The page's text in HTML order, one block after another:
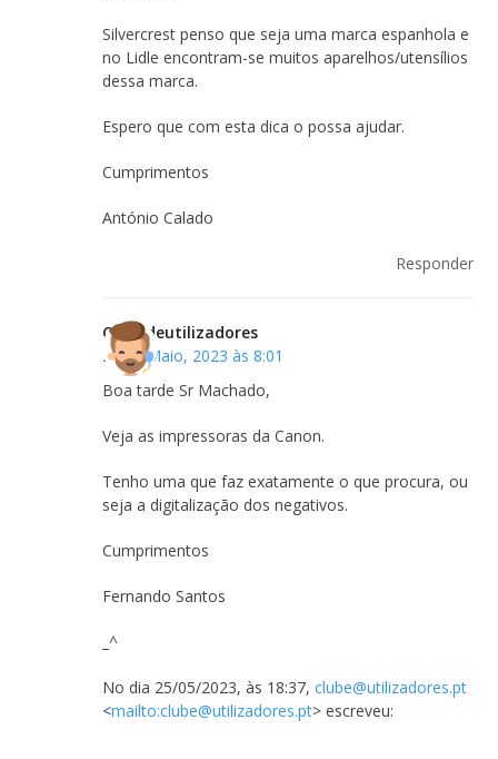
Silvercrest penso que seja uma marca espanhola e
no Lidle encontram-se muitos aparelhos/utensílios
dessa marca.
Espero que com esta dica o possa ajudar.
Cumprimentos
António Calado
Responder
Clubedeutilizadores
26 de Maio, 2023 às 8:01
Boa tarde Sr Machado,
Veja as impressoras da Canon.
Tenho uma que faz exatamente o que procura, ou
seja a digitalização dos negativos.
Cumprimentos
Fernando Santos
_^
No dia 25/05/2023, às 18:37,clube@utilizadores.pt
<mailto:clube@utilizadores.pt> escreveu: